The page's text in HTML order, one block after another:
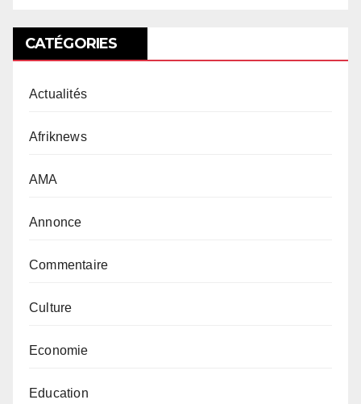
CATÉGORIES
Actualités
Afriknews
AMA
Annonce
Commentaire
Culture
Economie
Education